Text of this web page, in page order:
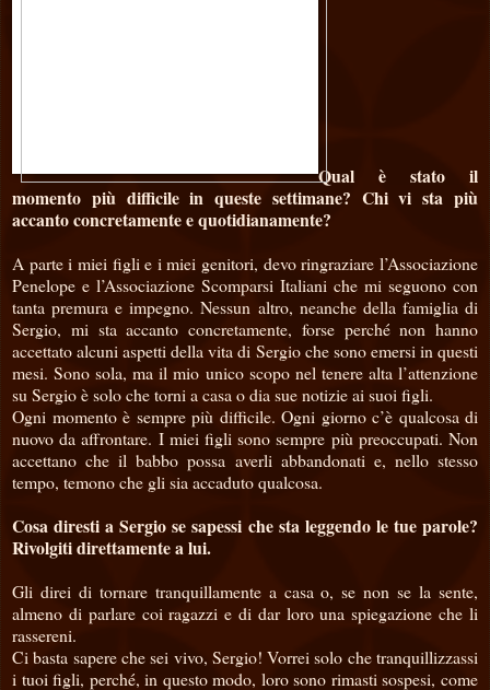
Qual è stato il
momento più difficile in queste settimane? Chi vi sta più
accanto concretamente e quotidianamente?
A parte i miei figli e i miei genitori, devo ringraziare l’Associazione
Penelope e l’Associazione Scomparsi Italiani che mi seguono con
tanta premura e impegno. Nessun altro, neanche della famiglia di
Sergio, mi sta accanto concretamente, forse perché non hanno
accettato alcuni aspetti della vita di Sergio che sono emersi in questi
mesi. Sono sola, ma il mio unico scopo nel tenere alta l’attenzione
su Sergio è solo che torni a casa o dia sue notizie ai suoi figli.
Ogni momento è sempre più difficile. Ogni giorno c’è qualcosa di
nuovo da affrontare. I miei figli sono sempre più preoccupati. Non
accettano che il babbo possa averli abbandonati e, nello stesso
tempo, temono che gli sia accaduto qualcosa.
Cosa diresti a Sergio se sapessi che sta leggendo le tue parole?
Rivolgiti direttamente a lui.
Gli direi di tornare tranquillamente a casa o, se non se la sente,
almeno di parlare coi ragazzi e di dar loro una spiegazione che li
rassereni.
Ci basta sapere che sei vivo, Sergio! Vorrei solo che tranquillizzassi
i tuoi figli, perché, in questo modo, loro sono rimasti sospesi, come